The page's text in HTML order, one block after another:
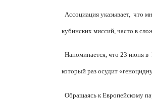
Ассоциация указывает, что
кубинских миссий, часто в
Напоминается, что 23 июня в
который раз осудит
Обращаясь к Европейскому